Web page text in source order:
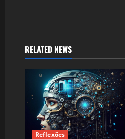
RELATED NEWS
Reflexões